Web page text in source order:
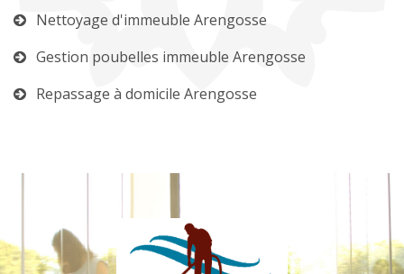
Nettoyage d'immeuble Arengosse
Gestion poubelles immeuble Arengosse
Repassage à domicile Arengosse